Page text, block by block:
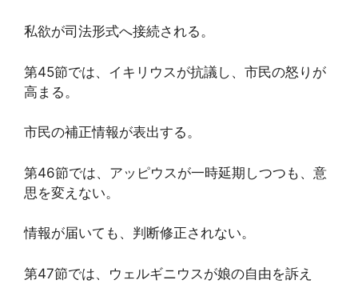
私欲が司法形式へ接続される。
第45節では、イキリウスが抗議し、市民の怒りが
高まる。
市民の補正情報が表出する。
第46節では、アッピウスが一時延期しつつも、意
思を変えない。
情報が届いても、判断修正されない。
第47節では、ウェルギニウスが娘の自由を訴え